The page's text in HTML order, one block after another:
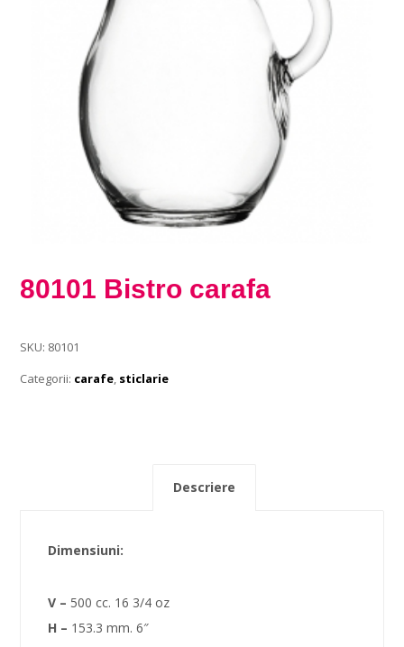
80101 Bistro carafa
SKU: 80101
Categorii: carafe, sticlarie
Descriere
Dimensiuni:
V – 500 cc. 16 3/4 oz
H – 153.3 mm. 6″